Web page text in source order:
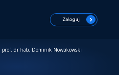
Zaloguj
prof. dr hab. Dominik Nowakowski